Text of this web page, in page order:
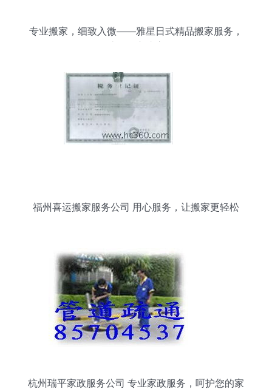
专业搬家，细致入微——雅星日式精品搬家服务，
福州喜运搬家服务公司 用心服务，让搬家更轻松
杭州瑞平家政服务公司 专业家政服务，呵护您的家